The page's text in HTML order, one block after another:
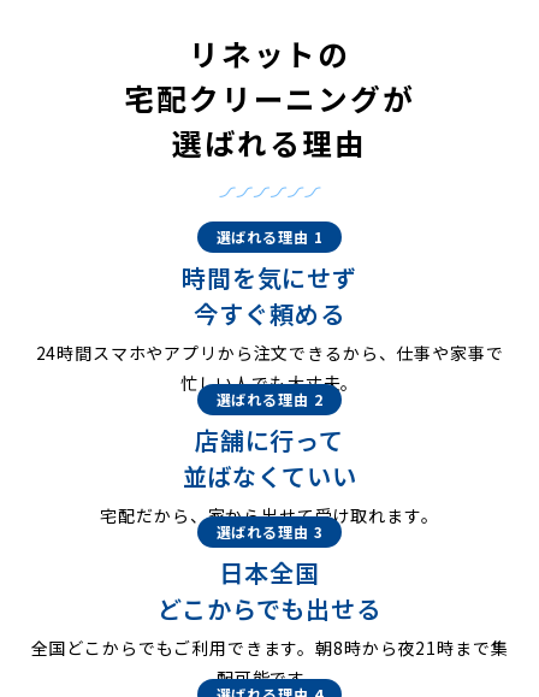
リネットの
宅配クリーニングが
選ばれる理由
選ばれる理由 1
時間を気にせず
今すぐ頼める
24時間スマホやアプリから注文できるから、仕事や家事で
忙しい人でも大丈夫。
選ばれる理由 2
店舗に行って
並ばなくていい
宅配だから、家から出せて受け取れます。
選ばれる理由 3
日本全国
どこからでも出せる
全国どこからでもご利用できます。朝8時から夜21時まで集
配可能です。